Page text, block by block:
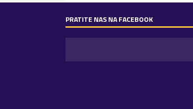
PRATITE NAS NA FACEBOOK